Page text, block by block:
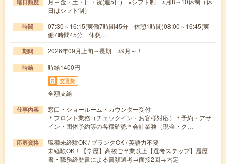
曜日頻度
日はシフト制）
時間
07:30～16:15(実働7時間45分 休憩1時間)08:00～16:45(実
働7時間45分 休憩…
期間 2026年09月上旬～長期 ※9月～！
時給 時給1400円
交通費
全額支給
仕事内容
窓口・ショールーム・カウンター受付
＊フロント業務（チェックイン・お客様対応）＊予約・アサ
イン・団体予約等の各種確認＊会計業務（現金・ク…
応募資格
職種未経験OK / ブランクOK / 英語力不要
未経験OK！【学歴】高校ご卒業以上【選考ステップ】履歴
書・職務経歴書による書類選考→面接2回→内定